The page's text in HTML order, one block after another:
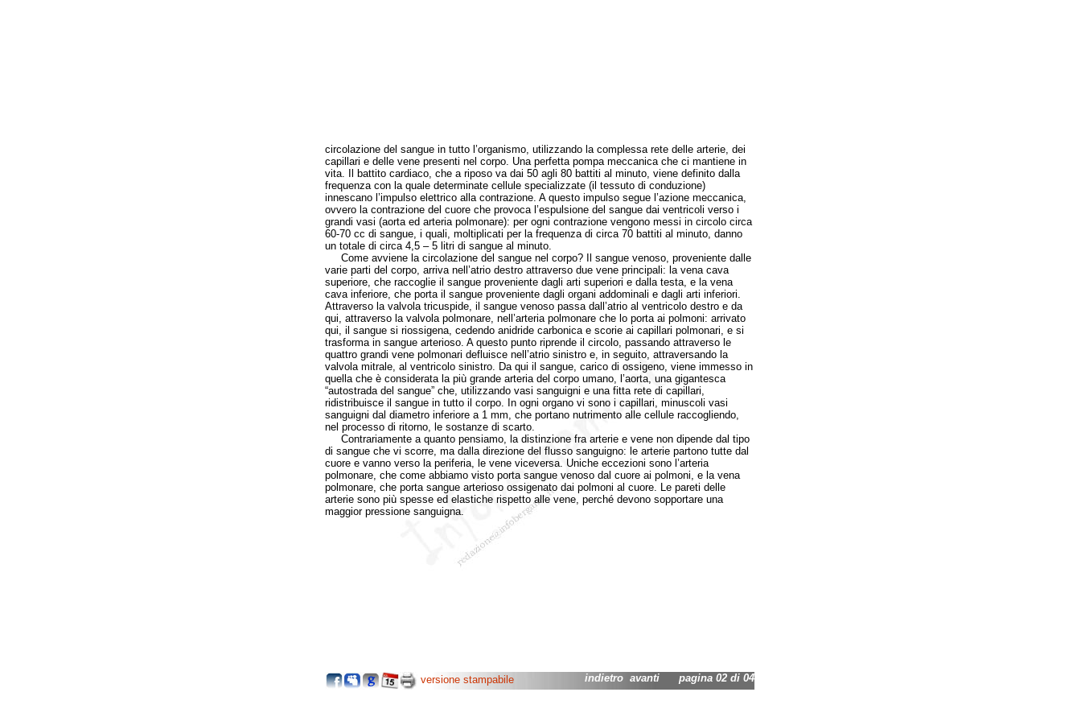
circolazione del sangue in tutto l’organismo, utilizzando la complessa rete delle arterie, dei
capillari e delle vene presenti nel corpo. Una perfetta pompa meccanica che ci mantiene in
vita. Il battito cardiaco, che a riposo va dai 50 agli 80 battiti al minuto, viene definito dalla
frequenza con la quale determinate cellule specializzate (il tessuto di conduzione)
innescano l’impulso elettrico alla contrazione. A questo impulso segue l’azione meccanica,
ovvero la contrazione del cuore che provoca l’espulsione del sangue dai ventricoli verso i
grandi vasi (aorta ed arteria polmonare): per ogni contrazione vengono messi in circolo circa
60-70 cc di sangue, i quali, moltiplicati per la frequenza di circa 70 battiti al minuto, danno
un totale di circa 4,5 – 5 litri di sangue al minuto.
Come avviene la circolazione del sangue nel corpo? Il sangue venoso, proveniente dalle
varie parti del corpo, arriva nell’atrio destro attraverso due vene principali: la vena cava
superiore, che raccoglie il sangue proveniente dagli arti superiori e dalla testa, e la vena
cava inferiore, che porta il sangue proveniente dagli organi addominali e dagli arti inferiori.
Attraverso la valvola tricuspide, il sangue venoso passa dall’atrio al ventricolo destro e da
qui, attraverso la valvola polmonare, nell’arteria polmonare che lo porta ai polmoni: arrivato
qui, il sangue si riossigena, cedendo anidride carbonica e scorie ai capillari polmonari, e si
trasforma in sangue arterioso. A questo punto riprende il circolo, passando attraverso le
quattro grandi vene polmonari defluisce nell’atrio sinistro e, in seguito, attraversando la
valvola mitrale, al ventricolo sinistro. Da qui il sangue, carico di ossigeno, viene immesso in
quella che è considerata la più grande arteria del corpo umano, l’aorta, una gigantesca
“autostrada del sangue” che, utilizzando vasi sanguigni e una fitta rete di capillari,
ridistribuisce il sangue in tutto il corpo. In ogni organo vi sono i capillari, minuscoli vasi
sanguigni dal diametro inferiore a 1 mm, che portano nutrimento alle cellule raccogliendo,
nel processo di ritorno, le sostanze di scarto.
Contrariamente a quanto pensiamo, la distinzione fra arterie e vene non dipende dal tipo
di sangue che vi scorre, ma dalla direzione del flusso sanguigno: le arterie partono tutte dal
cuore e vanno verso la periferia, le vene viceversa. Uniche eccezioni sono l’arteria
polmonare, che come abbiamo visto porta sangue venoso dal cuore ai polmoni, e la vena
polmonare, che porta sangue arterioso ossigenato dai polmoni al cuore. Le pareti delle
arterie sono più spesse ed elastiche rispetto alle vene, perché devono sopportare una
maggior pressione sanguigna.
versione stampabile indietro avantipagina 02 di 04